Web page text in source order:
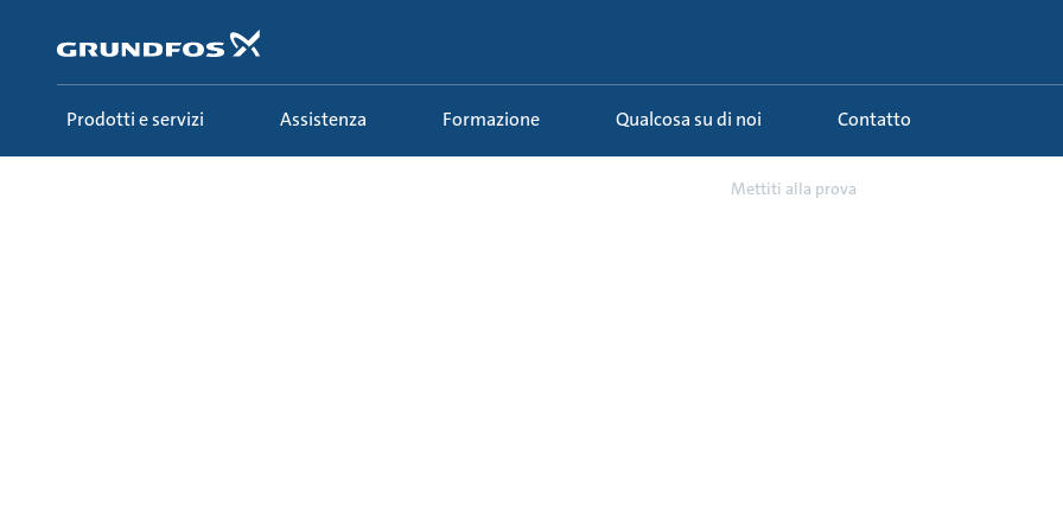
contenuto
principale
Prodotti e servizi Assistenza Formazione Qualcosa su di noi Contatto
Mettiti alla prova